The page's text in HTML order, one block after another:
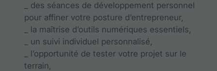
_ des séances de développement personnel
pour affiner votre posture d’entrepreneur,
_ la maîtrise d’outils numériques essentiels,
_ un suivi individuel personnalisé,
_ l’opportunité de tester votre projet sur le
terrain,